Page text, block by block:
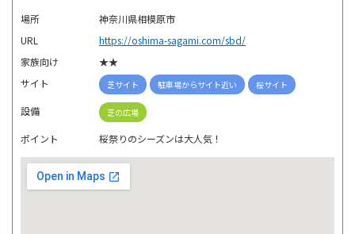
場所
神奈川県相模原市
URL
https://oshima-sagami.com/sbd/
家族向け
★★
サイト
芝サイト 駐車場からサイト近い 桜サイト
設備 芝の広場
ポイント 桜祭りのシーズンは大人気！